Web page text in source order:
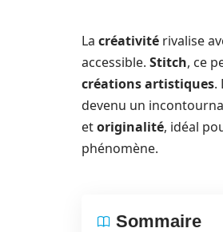
La créativité rivalise
accessible. Stitch, ce
créations artistiques.
devenu un
etoriginalité, idéal
phénomène.
Sommaire